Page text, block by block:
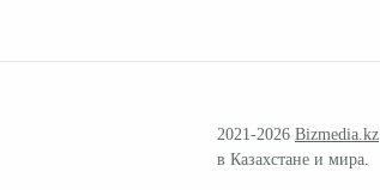
2021-2026 Bizmedia.kz
в Казахстане и мира.